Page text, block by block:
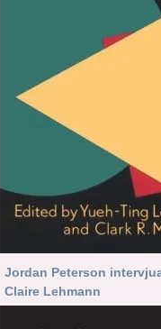
Jordan Peterson
Claire Lehmann